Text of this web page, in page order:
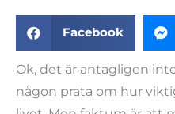
Facebook
Ok, det är antagligen
någon prata om hur